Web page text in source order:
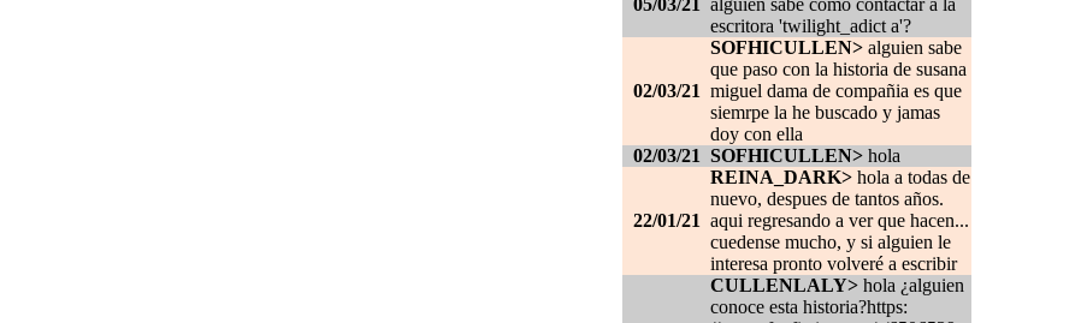
05/03/21 alguien sabe cómo contactar a la
escritora 'twilight_adict a'?
02/03/21
SOFHICULLEN> alguien sabe
que paso con la historia de susana
miguel dama de compañia es que
siemrpe la he buscado y jamas
doy con ella
02/03/21 SOFHICULLEN> hola
22/01/21
REINA_DARK> hola a todas de
nuevo, despues de tantos años.
aqui regresando a ver que hacen...
cuedense mucho, y si alguien le
interesa pronto volveré a escribir
CULLENLALY> hola ¿alguien
conoce esta historia?https: